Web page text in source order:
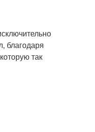
благодаря
так